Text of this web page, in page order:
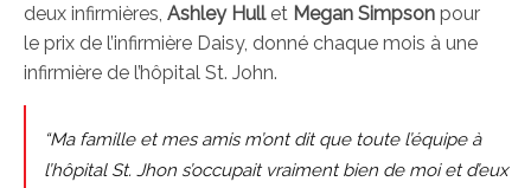
deux infirmières, Ashley Hullet Megan Simpson pour
le prix de l’infirmière Daisy, donné chaque mois à une
infirmière de l’hôpital St. John.
“Ma famille et mes amis m’ont dit que toute l’équipe à
l’hôpital St. Jhon s’occupait vraiment bien de moi et d’eux